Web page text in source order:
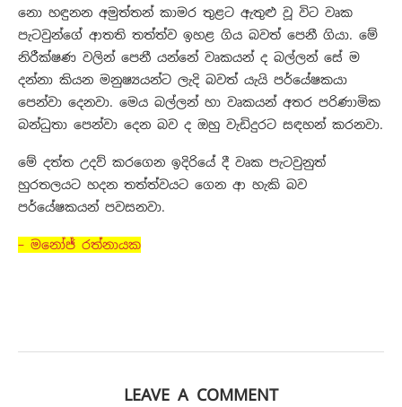
නො හඳුනන අමුත්තන් කාමර තුළට ඇතුළු වූ විට වෘක
පැටවුන්ගේ ආතති තත්ත්ව ඉහළ ගිය බවත් පෙනී ගියා. මේ
නිරීක්ෂණ වලින් පෙනී යන්නේ වෘකයන් ද බල්ලන් සේ ම
දන්නා කියන මනුෂ්‍යයන්ට ලැදි බවත් යැයි පර්යේෂකයා
පෙන්වා දෙනවා. මෙය බල්ලන් හා වෘකයන් අතර පරිණාමික
බන්ධුතා පෙන්වා දෙන බව ද ඔහු වැඩිදුරට සඳහන් කරනවා.
මේ දත්ත උදව් කරගෙන ඉදිරියේ දී වෘක පැටවුනුත්
හුරතලයට හදන තත්ත්වයට ගෙන ආ හැකි බව
පර්යේෂකයන් පවසනවා.
– මනෝජ් රත්නායක
LEAVE A COMMENT